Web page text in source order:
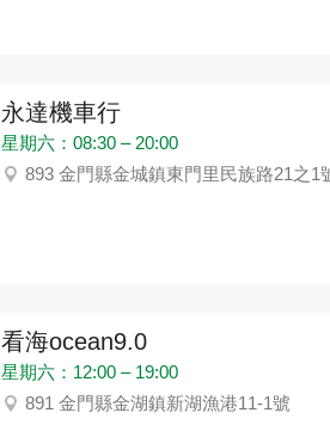
永達機車行
星期六：08:30 – 20:00
893 金門縣金城鎮東門里民族路21之1
看海ocean9.0
星期六：12:00 – 19:00
891 金門縣金湖鎮新湖漁港11-1號